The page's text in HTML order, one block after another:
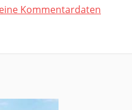
Kommentardaten